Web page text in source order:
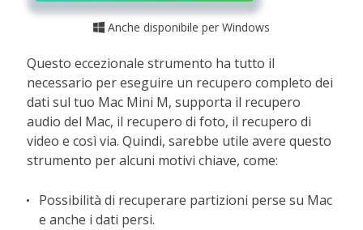
 Anche disponibile per Windows
Questo eccezionale strumento ha tutto il
necessario per eseguire un recupero completo dei
dati sul tuo Mac Mini M, supporta il recupero
audio del Mac, il recupero di foto, il recupero di
video e così via. Quindi, sarebbe utile avere questo
strumento per alcuni motivi chiave, come:
Possibilità di recuperare partizioni perse su Mac
e anche i dati persi.